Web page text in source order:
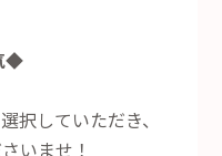
◆
択していただき、
いませ！